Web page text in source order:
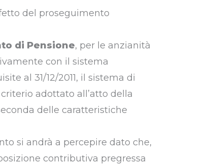
del proseguimento
di Pensione, per le anzianità
con il sistema
al 31/12/2011, il sistema di
adottato all’atto della
delle caratteristiche
si andrà a percepire dato che,
contributiva pregressa